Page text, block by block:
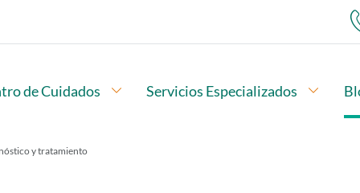
de Cuidados Abrir subopciones
Servicios Especializados Abrir
síntomas, diagnóstico y tratamiento
y tratamiento